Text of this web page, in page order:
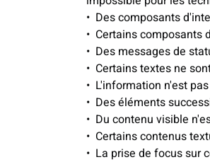
Des composants
Certains composants
Des messages de
Certains textes ne
L'information n'est
Des éléments
Du contenu visible
Certains contenus
La prise de focus sur